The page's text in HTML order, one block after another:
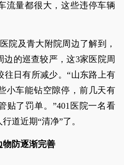
流量都很大，这些违停车辆
院及青大附院周边了解到，
的巡查较严，这3家医院周
往日有所减少。“山东路上有
小车能钻空隙停，前几天有
贴了罚单。”401医院一名看
道近期“清净”了。
物防逐渐完善